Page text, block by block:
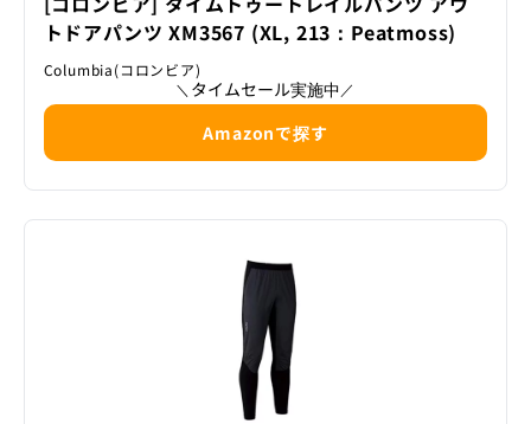
トドアパンツ XM3567 (XL, 213：Peatmoss)
Columbia(コロンビア)
＼ タイムセール実施中 ／
Amazonで探す